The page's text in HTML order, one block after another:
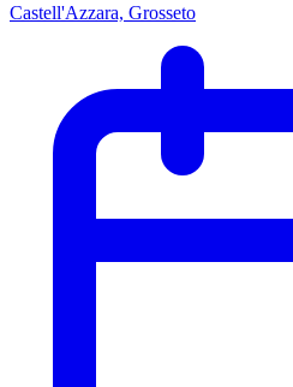
Castell'Azzara, Grosseto